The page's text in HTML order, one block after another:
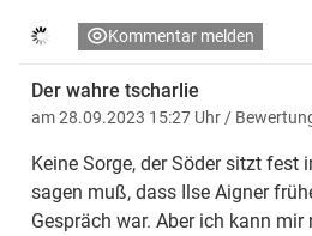
Kommentar melden
Der wahre tscharlie
am 28.09.2023 15:27 Uhr /
Keine Sorge, der Söder sitzt fest
sagen muß, dass Ilse Aigner
Gespräch war. Aber ich kann